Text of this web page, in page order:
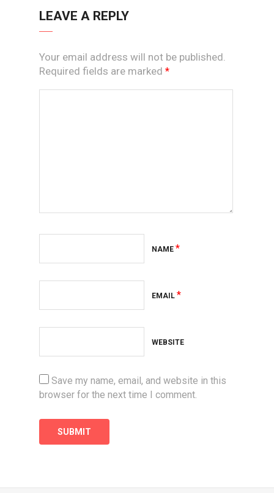
LEAVE A REPLY
Your email address will not be published.
Required fields are marked *
NAME *
EMAIL *
WEBSITE
Save my name, email, and website in this
browser for the next time I comment.